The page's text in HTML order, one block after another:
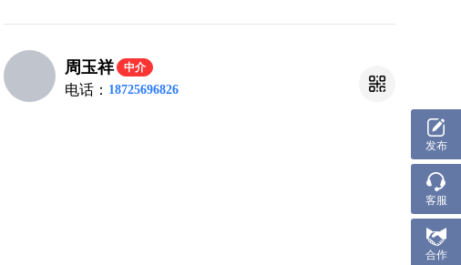
周玉祥 中介
电话： 18725696826
发布
客服
合作